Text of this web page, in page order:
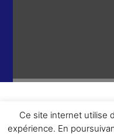
© 2026- Une collaboration
Ce site internet utilise
expérience. En